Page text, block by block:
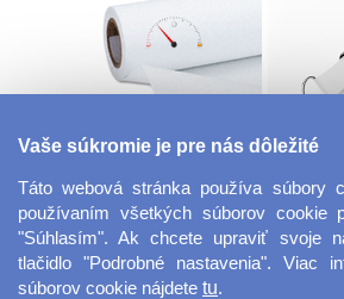
Miranda
Vaše súkromie je pre nás dôležité
Táto webová stránka používa súbory
používaním všetkých súborov cookie
"Súhlasím". Ak chcete upraviť svoje
tlačidlo "Podrobné nastavenia". Viac
súborov cookie nájdete tu.